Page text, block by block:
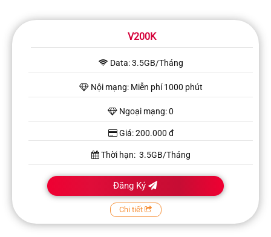
V200K
Data: 3.5GB/Tháng
Nội mạng: Miễn phí 1000 phút
Ngoại mạng: 0
Giá: 200.000 đ
Thời hạn: 3.5GB/Tháng
Đăng Ký
Chi tiết